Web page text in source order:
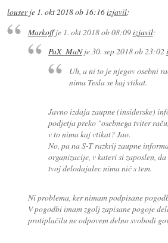
louserje 1. okt 2018 ob 16:16izjavil:
Markoffje 1. okt 2018 ob 08:09izjavil:
PaX_MaNje30. sep 2018 ob 23:02
Uh, a ni to je njegov osebni
nima Tesla se kaj vtikat.
Javno izdaja zaupne (insiderske)
podjetja preko "osebnega tviter
v to nima kaj vtikat? Jao.
No, pa na S-T razkrij zaupne
organizacije, v kateri si zaposlen,
tvoj delodajalec nima nič s tem.
Ni problema, ker nimam podpisane
V pogodbi imam zgolj zapisane pogoje
protiplačilu ne odpovem delno svobodi